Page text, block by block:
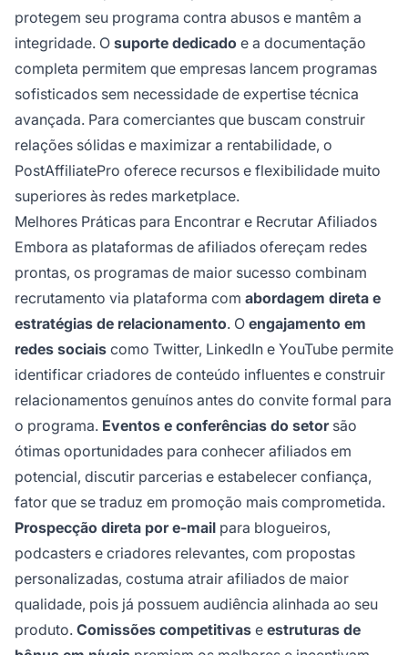
protegem seu programa contra abusos e mantêm a
integridade. O suporte dedicado e a documentação
completa permitem que empresas lancem programas
sofisticados sem necessidade de expertise técnica
avançada. Para comerciantes que buscam construir
relações sólidas e maximizar a rentabilidade, o
PostAffiliatePro oferece recursos e flexibilidade muito
superiores às redes marketplace.
Melhores Práticas para Encontrar e Recrutar Afiliados
Embora as plataformas de afiliados ofereçam redes
prontas, os programas de maior sucesso combinam
recrutamento via plataforma com abordagem direta e
estratégias de relacionamento. O engajamento em
redes sociais como Twitter, LinkedIn e YouTube permite
identificar criadores de conteúdo influentes e construir
relacionamentos genuínos antes do convite formal para
o programa. Eventos e conferências do setorsão
ótimas oportunidades para conhecer afiliados em
potencial, discutir parcerias e estabelecer confiança,
fator que se traduz em promoção mais comprometida.
Prospecção direta por e-mail para blogueiros,
podcasters e criadores relevantes, com propostas
personalizadas, costuma atrair afiliados de maior
qualidade, pois já possuem audiência alinhada ao seu
produto. Comissões competitivas e estruturas de